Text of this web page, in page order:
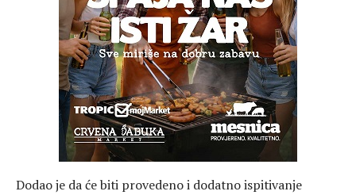
Dodao je da će biti provedeno i dodatno ispitivanje